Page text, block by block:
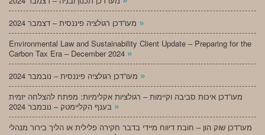
»
Environmental Law and Sustainability Client Update – Preparing for the
Carbon Tax Era – December 2024 »
»
מעו”דכן איכות סביבה וקיימות – רגולציות אקלימיות: מפתח להצלחה יזמית
»
מעו”דכן שוק הון – חובת דיווח מיידי בדבר חקירה פלילית או הליך בירור מנהלי